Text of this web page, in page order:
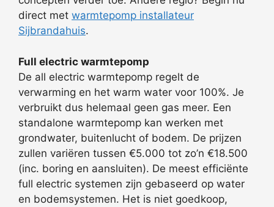
direct met warmtepomp installateur
Sijbrandahuis.
Full electric warmtepomp
De all electric warmtepomp regelt de
verwarming en het warm water voor 100%. Je
verbruikt dus helemaal geen gas meer. Een
standalone warmtepomp kan werken met
grondwater, buitenlucht of bodem. De prijzen
zullen variëren tussen €5.000 tot zo’n €18.500
(inc. boring en aansluiten). De meest efficiënte
full electric systemen zijn gebaseerd op water
en bodemsystemen. Het is niet goedkoop,